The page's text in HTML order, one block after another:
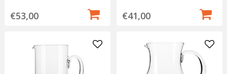
€53,00 €41,00